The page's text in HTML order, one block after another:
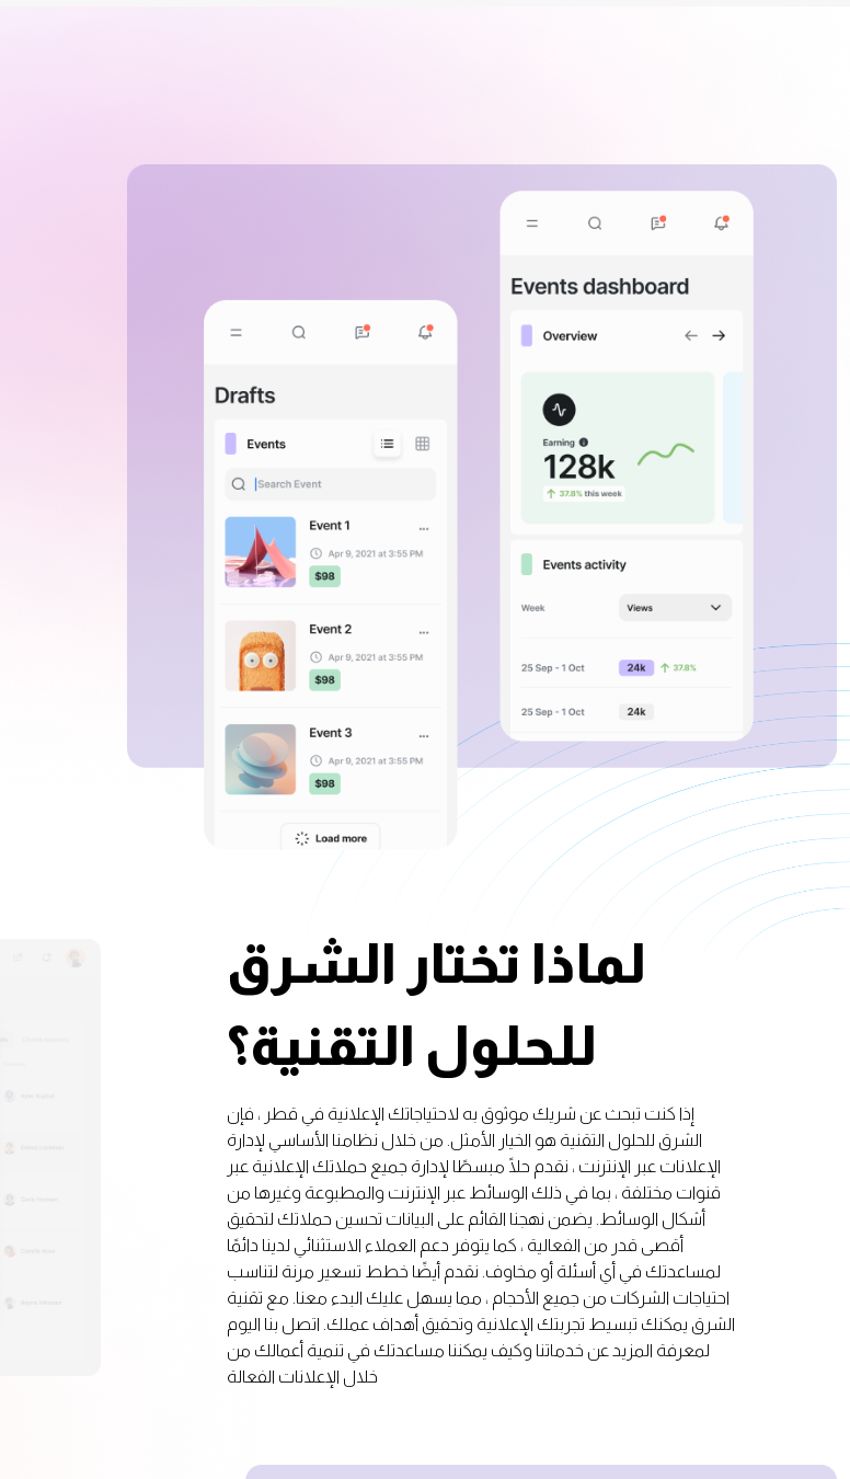
لماذا تختار الشرق
للحلول التقنية؟
إذا كنت تبحث عن شريك موثوق به لاحتياجاتك الإعلانية في قطر ، فإن
الشرق للحلول التقنية هو الخيار الأمثل. من خلال نظامنا الأساسي لإدارة
الإعلانات عبر الإنترنت ، نقدم حلًا مبسطًا لإدارة جميع حملاتك الإعلانية عبر
قنوات مختلفة ، بما في ذلك الوسائط عبر الإنترنت والمطبوعة وغيرها من
أشكال الوسائط. يضمن نهجنا القائم على البيانات تحسين حملاتك لتحقيق
أقصى قدر من الفعالية ، كما يتوفر دعم العملاء الاستثنائي لدينا دائمًا
لمساعدتك في أي أسئلة أو مخاوف. نقدم أيضًا خطط تسعير مرنة لتناسب
احتياجات الشركات من جميع الأحجام ، مما يسهل عليك البدء معنا. مع تقنية
الشرق يمكنك تبسيط تجربتك الإعلانية وتحقيق أهداف عملك. اتصل بنا اليوم
لمعرفة المزيد عن خدماتنا وكيف يمكننا مساعدتك في تنمية أعمالك من
خلال الإعلانات الفعالة